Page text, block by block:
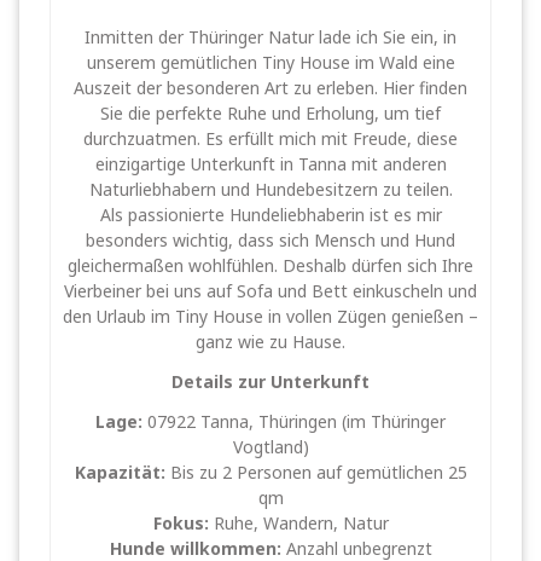
Inmitten der Thüringer Natur lade ich Sie ein, in
unserem gemütlichen Tiny House im Wald eine
Auszeit der besonderen Art zu erleben. Hier finden
Sie die perfekte Ruhe und Erholung, um tief
durchzuatmen. Es erfüllt mich mit Freude, diese
einzigartige Unterkunft in Tanna mit anderen
Naturliebhabern und Hundebesitzern zu teilen.
Als passionierte Hundeliebhaberin ist es mir
besonders wichtig, dass sich Mensch und Hund
gleichermaßen wohlfühlen. Deshalb dürfen sich Ihre
Vierbeiner bei uns auf Sofa und Bett einkuscheln und
den Urlaub im Tiny House in vollen Zügen genießen –
ganz wie zu Hause.
Details zur Unterkunft
Lage: 07922 Tanna, Thüringen (im Thüringer
Vogtland)
Kapazität: Bis zu 2 Personen auf gemütlichen 25
qm
Fokus: Ruhe, Wandern, Natur
Hunde willkommen: Anzahl unbegrenzt